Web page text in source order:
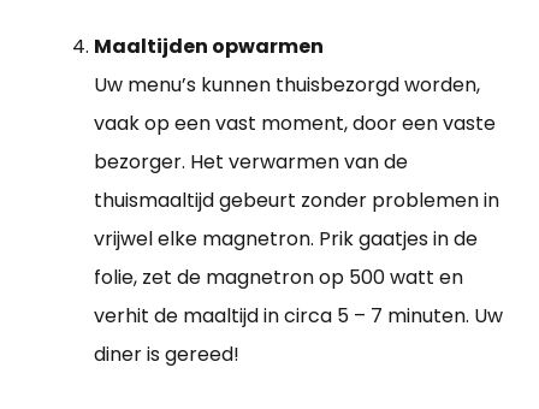
Maaltijden opwarmen
Uw menu’s kunnen thuisbezorgd worden,
vaak op een vast moment, door een vaste
bezorger. Het verwarmen van de
thuismaaltijd gebeurt zonder problemen in
vrijwel elke magnetron. Prik gaatjes in de
folie, zet de magnetron op 500 watt en
verhit de maaltijd in circa 5 – 7 minuten. Uw
diner is gereed!